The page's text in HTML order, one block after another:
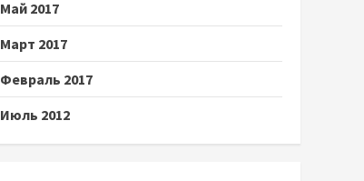
Май 2017
Март 2017
Февраль 2017
Июль 2012